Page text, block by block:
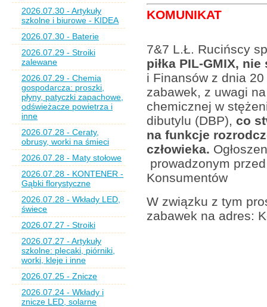
2026.07.30 - Artykuły
szkolne i biurowe - KIDEA
2026.07.30 - Baterie
2026.07.29 - Stroiki
zalewane
2026.07.29 - Chemia
gospodarcza: proszki,
płyny, patyczki zapachowe,
odświeżacze powietrza i
inne
2026.07.28 - Ceraty,
obrusy, worki na śmieci
2026.07.28 - Maty stołowe
2026.07.28 - KONTENER -
Gąbki florystyczne
2026.07.28 - Wkłady LED,
świece
2026.07.27 - Stroiki
2026.07.27 - Artykuły
szkolne: plecaki, piórniki,
worki, kleje i inne
2026.07.25 - Znicze
2026.07.24 - Wkłady i
znicze LED, solarne
KOMUNIKAT
7&7 L.Ł. Rucińscy
piłka PIL-GMIX,
i Finansów z dnia
zabawek, z uwagi
chemicznej w
dibutylu (DBP), co
na funkcje
człowieka.
prowadzonym
Konsumentów
W związku z tym
zabawek na adres: